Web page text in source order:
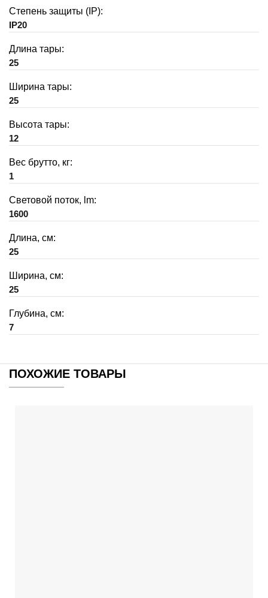
Степень защиты (IP):
IP20
Длина тары:
25
Ширина тары:
25
Высота тары:
12
Вес брутто, кг:
1
Световой поток, lm:
1600
Длина, см:
25
Ширина, см:
25
Глубина, см:
7
ПОХОЖИЕ ТОВАРЫ